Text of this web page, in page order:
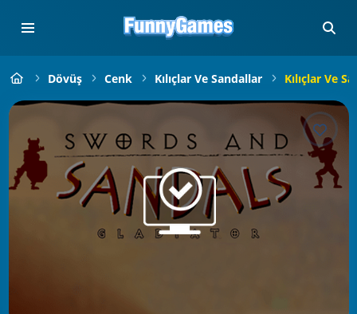
Dövüş Cenk Kılıçlar Ve Sandallar Kılıçlar Ve